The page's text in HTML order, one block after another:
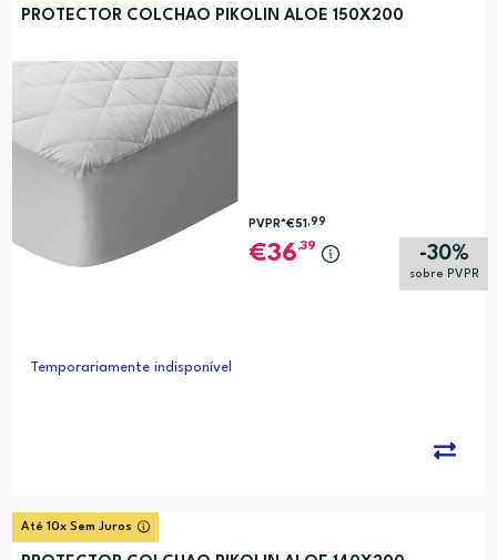
PROTECTOR COLCHAO PIKOLIN ALOE 150X200
-30%
sobre PVPR
PVPR*€51 ,99
36,39
Temporariamente indisponível
Até 10x Sem Juros